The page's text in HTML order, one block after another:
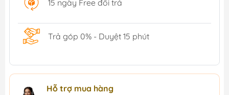
15 ngày Free đổi trả
Trả góp 0% - Duyệt 15 phút
Hỗ trợ mua hàng